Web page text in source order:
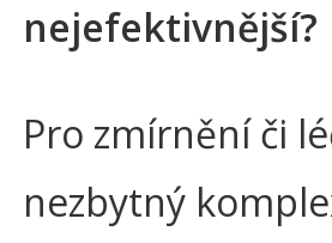
nejefektivnější?
Pro zmírnění či
nezbytný